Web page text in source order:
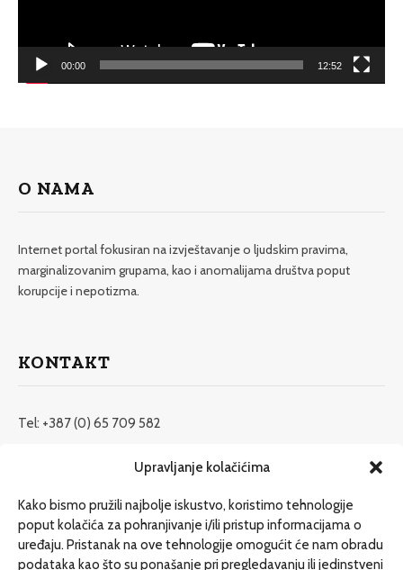
Upravljanje kolačićima
Kako bismo pružili najbolje iskustvo, koristimo tehnologije
poput kolačića za pohranjivanje i/ili pristup informacijama o
uređaju. Pristanak na ove tehnologije omogućit će nam obradu
podataka kao što su ponašanje pri pregledavanju ili jedinstveni
00:00 12:52
O NAMA
Internet portal fokusiran na izvještavanje o ljudskim pravima,
marginalizovanim grupama, kao i anomalijama društva poput
korupcije i nepotizma.
KONTAKT
Tel: +387 (0) 65 709 582
redakcija@etrafika.net
Dosije